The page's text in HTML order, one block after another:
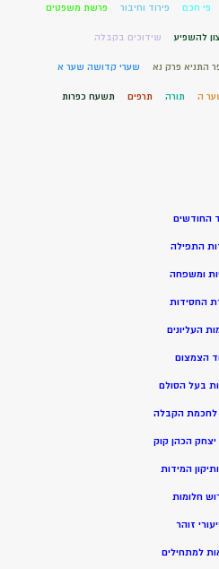
פי חכם פירוד וחיבור פרשת משפטים
להשפיע שידוכים בקבלה
התניא פרק נא שערי קדושה שער א
ה תורה תרפים תשעח כפרות
החודשים
התפילה
ומשפחה
החסידות
העליונים
הצמצום
בעל הסולם
לחכמת הקבלה
הכהן קוק
המידות
חלומות
זוהר
למתחילים